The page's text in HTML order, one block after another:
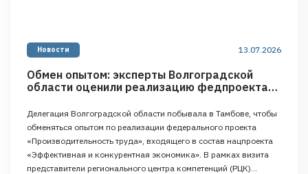
Новости 13.07.2026
Обмен опытом: эксперты Волгоградской
области оценили реализацию федпроекта
Делегация Волгоградской области побывала в Тамбове, чтобы
обменяться опытом по реализации федерального проекта
«Производительность труда», входящего в состав нацпроекта
«Эффективная и конкурентная экономика». В рамках визита
представители регионального центра компетенций (РЦК)